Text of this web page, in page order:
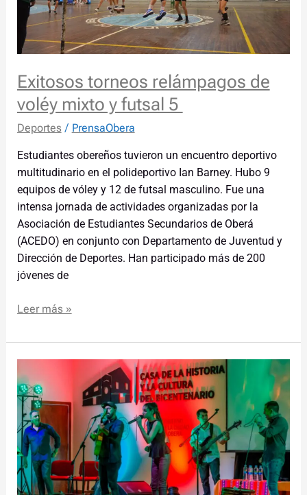
Exitosos torneos relámpagos de
voléy mixto y futsal 5
Deportes/ PrensaObera
Estudiantes obereños tuvieron un encuentro deportivo
multitudinario en el polideportivo Ian Barney. Hubo 9
equipos de vóley y 12 de futsal masculino. Fue una
intensa jornada de actividades organizadas por la
Asociación de Estudiantes Secundarios de Oberá
(ACEDO) en conjunto con Departamento de Juventud y
Dirección de Deportes. Han participado más de 200
jóvenes de
Leer más »
de
Guitarreada